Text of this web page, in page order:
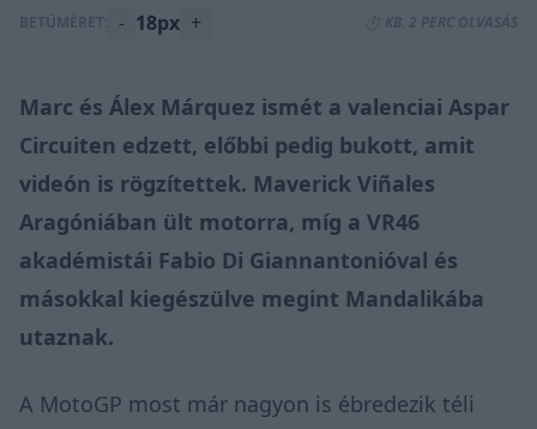
BETŰMÉRET: - 18px + ⏱️ KB. 2 PERC OLVASÁS
Marc és Álex Márquez ismét a valenciai Aspar
Circuiten edzett, előbbi pedig bukott, amit
videón is rögzítettek. Maverick Viñales
Aragóniában ült motorra, míg a VR46
akadémistái Fabio Di Giannantonióval és
másokkal kiegészülve megint Mandalikába
utaznak.
A MotoGP most már nagyon is ébredezik téli